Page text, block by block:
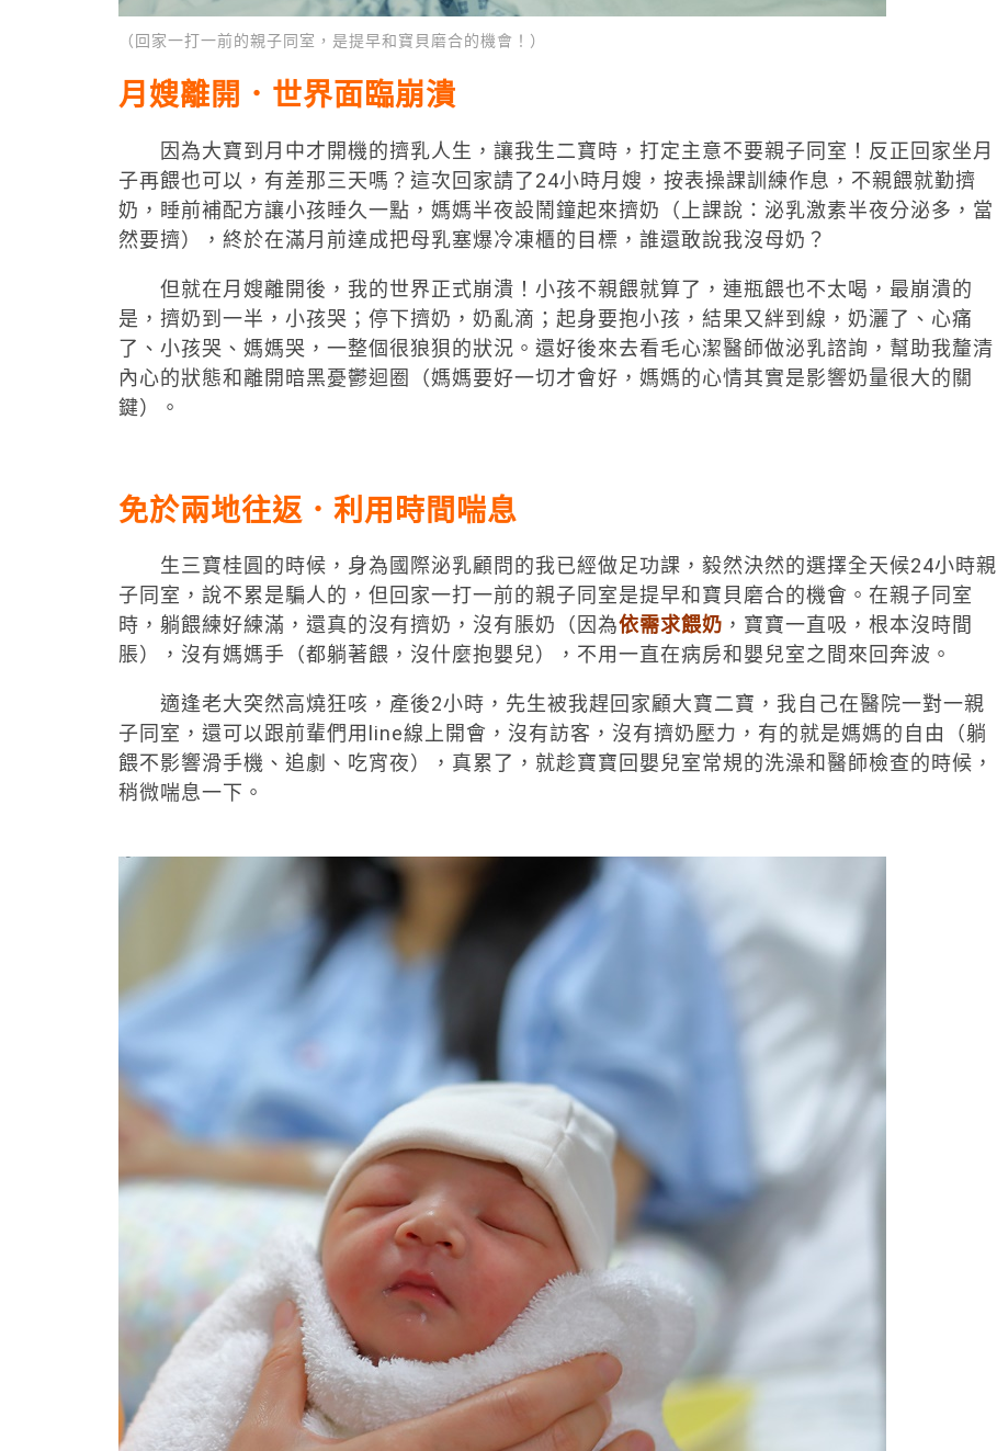
（回家一打一前的親子同室，是提早和寶貝磨合的機會！）
月嫂離開．世界面臨崩潰
因為大寶到月中才開機的擠乳人生，讓我生二寶時，打定主意不要親子同室！反正回家坐月
子再餵也可以，有差那三天嗎？這次回家請了24小時月嫂，按表操課訓練作息，不親餵就勤擠
奶，睡前補配方讓小孩睡久一點，媽媽半夜設鬧鐘起來擠奶（上課說：泌乳激素半夜分泌多，當
然要擠），終於在滿月前達成把母乳塞爆冷凍櫃的目標，誰還敢說我沒母奶？
但就在月嫂離開後，我的世界正式崩潰！小孩不親餵就算了，連瓶餵也不太喝，最崩潰的
是，擠奶到一半，小孩哭；停下擠奶，奶亂滴；起身要抱小孩，結果又絆到線，奶灑了、心痛
了、小孩哭、媽媽哭，一整個很狼狽的狀況。還好後來去看毛心潔醫師做泌乳諮詢，幫助我釐清
內心的狀態和離開暗黑憂鬱迴圈（媽媽要好一切才會好，媽媽的心情其實是影響奶量很大的關
鍵）。
免於兩地往返．利用時間喘息
生三寶桂圓的時候，身為國際泌乳顧問的我已經做足功課，毅然決然的選擇全天候24小時親
子同室，說不累是騙人的，但回家一打一前的親子同室是提早和寶貝磨合的機會。在親子同室
時，躺餵練好練滿，還真的沒有擠奶，沒有脹奶（因為依需求餵奶 ，寶寶一直吸，根本沒時間
脹），沒有媽媽手（都躺著餵，沒什麼抱嬰兒），不用一直在病房和嬰兒室之間來回奔波。
適逢老大突然高燒狂咳，產後2小時，先生被我趕回家顧大寶二寶，我自己在醫院一對一親
子同室，還可以跟前輩們用line線上開會，沒有訪客，沒有擠奶壓力，有的就是媽媽的自由（躺
餵不影響滑手機、追劇、吃宵夜），真累了，就趁寶寶回嬰兒室常規的洗澡和醫師檢查的時候，
稍微喘息一下。